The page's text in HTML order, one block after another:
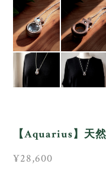
【Aquarius】天
¥28,600